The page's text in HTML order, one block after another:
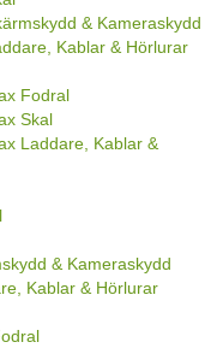
& Kameraskydd
Kablar & Hörlurar
Fodral
Skal
Laddare, Kablar &
& Kameraskydd
Kablar & Hörlurar